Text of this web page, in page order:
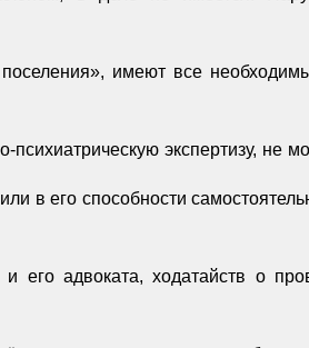
имеют все
экспертизу, не
в его способности
его адвоката, ходатайств о